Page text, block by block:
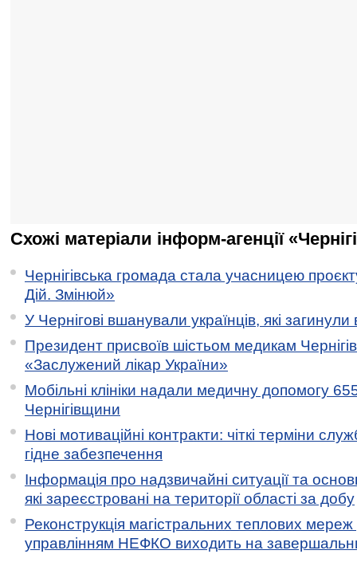
Схожі матеріали інформ-агенції
Чернігівська громада стала учасницею
Дій. Змінюй»
У Чернігові вшанували українців, які загинули
Президент присвоїв шістьом медикам
«Заслужений лікар України»
Мобільні клініки надали медичну допомогу
Чернігівщини
Нові мотиваційні контракти: чіткі терміни
гідне забезпечення
Інформація про надзвичайні ситуації та
які зареєстровані на території області за добу
Реконструкція магістральних теплових мереж
управлінням НЕФКО виходить на